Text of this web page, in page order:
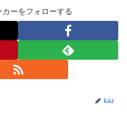
ーをフォローする
kaz